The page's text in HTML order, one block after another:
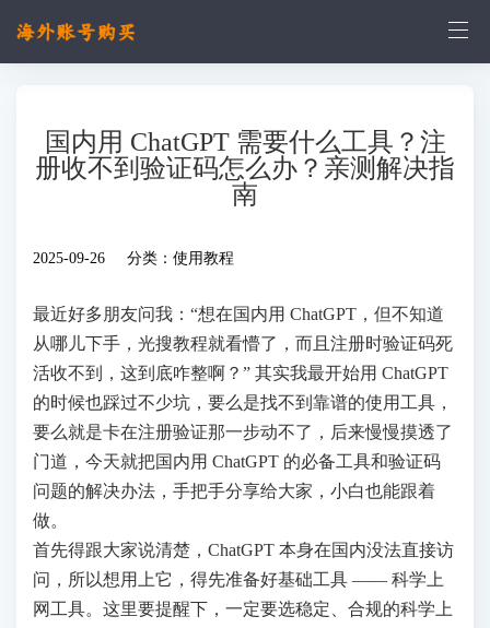
国内用 ChatGPT 需要什么工具？注
册收不到验证码怎么办？亲测解决指
南
2025-09-26 分类： 使用教程
最近好多朋友问我：“想在国内用 ChatGPT，但不知道
从哪儿下手，光搜教程就看懵了，而且注册时验证码死
活收不到，这到底咋整啊？” 其实我最开始用 ChatGPT
的时候也踩过不少坑，要么是找不到靠谱的使用工具，
要么就是卡在注册验证那一步动不了，后来慢慢摸透了
门道，今天就把国内用 ChatGPT 的必备工具和验证码
问题的解决办法，手把手分享给大家，小白也能跟着
做。
首先得跟大家说清楚，ChatGPT 本身在国内没法直接访
问，所以想用上它，得先准备好基础工具 —— 科学上
网工具。这里要提醒下，一定要选稳定、合规的科学上